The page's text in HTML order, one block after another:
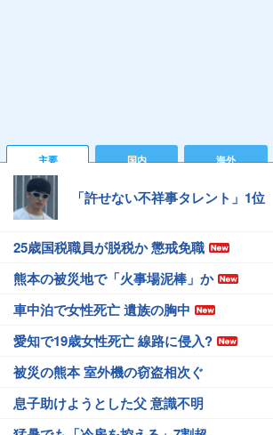
主要 国内 海外
「許せない不祥事タレント」1位
25歳国税職員が脱税か 懲戒免職
熊本の被災地で「火事場泥棒」か
車中泊で女性死亡 遺族の胸中
愛知で19歳女性死亡 線路に侵入?
被災の熊本 室外機の窃盗相次ぐ
息子助けようとした父 意識不明